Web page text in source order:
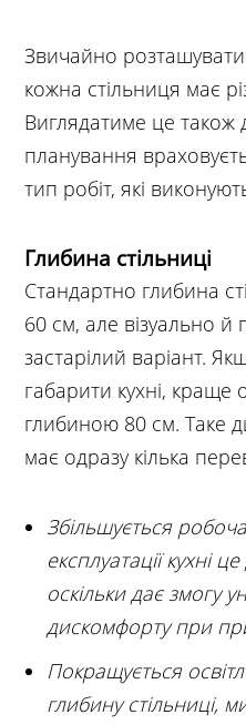
Звичайно
кожна стільниця має
Виглядатиме це також
планування
тип робіт, які
Глибина стільниці
Стандартно глибина
60 см, але візуально й
застарілий варіант.
габарити кухні, краще
глибиною 80 см. Таке
має одразу кілька
Збільшується
експлуатації кухні
оскільки дає змогу
дискомфорту при
Покращується
глибину стільниці,